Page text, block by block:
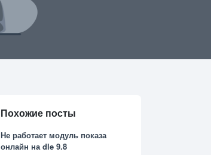
Похожие посты
Не работает модуль показа
онлайн на dle 9.8